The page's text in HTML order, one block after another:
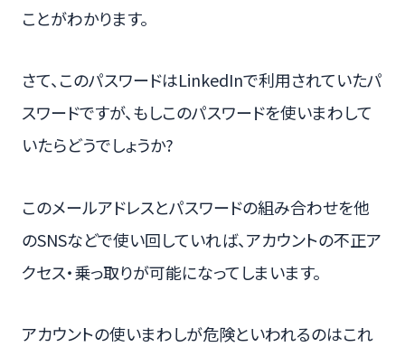
ことがわかります。
さて、このパスワードはLinkedInで利用されていたパ
スワードですが、もしこのパスワードを使いまわして
いたらどうでしょうか?
このメールアドレスとパスワードの組み合わせを他
のSNSなどで使い回していれば、アカウントの不正ア
クセス・乗っ取りが可能になってしまいます。
アカウントの使いまわしが危険といわれるのはこれ